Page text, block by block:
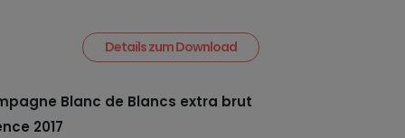
Details zum Download
Blanc de Blancs extra brut
2017